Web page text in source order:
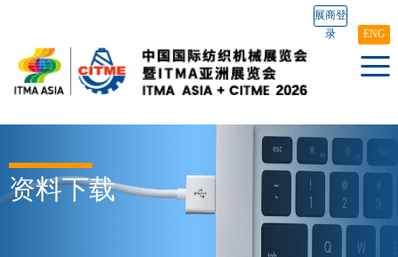
展商登
录
ENG
资料下载